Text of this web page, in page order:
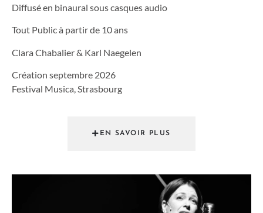
Diffusé en binaural sous casques audio
Tout Public à partir de 10 ans
Clara Chabalier & Karl Naegelen
Création septembre 2026
Festival Musica, Strasbourg
EN SAVOIR PLUS